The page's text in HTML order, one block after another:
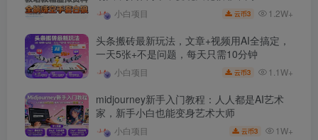
小白项目 云币3 1.2W+
头条搬砖最新玩法，文章+视频用AI全搞定，
一天5张+不是问题，每天只需10分钟
小白项目 云币3 1.1W+
midjourney新手入门教程：人人都是AI艺术
家，新手小白也能变身艺术大师
小白项目 云币3 1W+